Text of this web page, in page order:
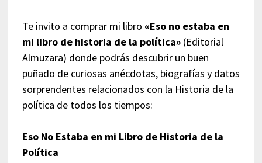
Te invito a comprar mi libro «Eso no estaba en
mi libro de historia de la política»(Editorial
Almuzara) donde podrás descubrir un buen
puñado de curiosas anécdotas, biografías y datos
sorprendentes relacionados con la Historia de la
política de todos los tiempos:
Eso No Estaba en mi Libro de Historia de la
Política